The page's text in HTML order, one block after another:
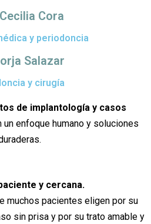
Cora
y periodoncia
Salazar
y cirugía
de implantología y casos
un enfoque humano y soluciones
y cercana.
muchos pacientes eligen por su
sin prisa y por su trato amable y